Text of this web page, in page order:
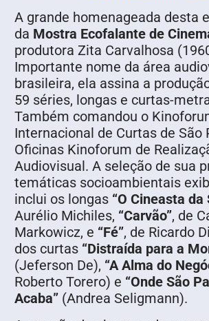
A grande homenageada desta
da Mostra Ecofalante de
produtora Zita Carvalhosa
Importante nome da área
brasileira, ela assina a
59 séries, longas e curtas-
Também comandou o
Internacional de Curtas de São
Oficinas Kinoforum de
Audiovisual. A seleção de sua
temáticas socioambientais
inclui os longas “O Cineasta da
Aurélio Michiles, “Carvão”, de
Markowicz, e “Fé”, de Ricardo
dos curtas “Distraída para a
(Jeferson De), “A Alma do
Roberto Torero) e “Onde São
Acaba” (Andrea Seligmann).